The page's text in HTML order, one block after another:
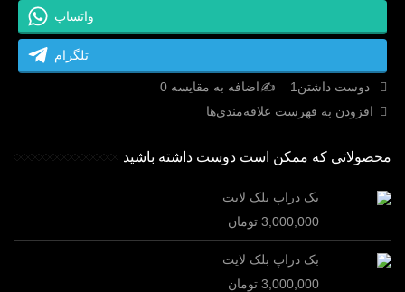
واتساپ
تلگرام
دوست داشتن 1 اضافه به مقایسه 0
افزودن به فهرست علاقه‌مندی‌ها
محصولاتی که ممکن است دوست داشته باشید
بک دراپ بلک لایت
3,000,000 تومان
بک دراپ بلک لایت
3,000,000 تومان